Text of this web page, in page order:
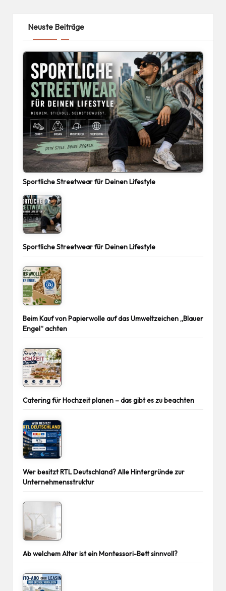
Neuste Beiträge
Sportliche Streetwear für Deinen Lifestyle
Sportliche Streetwear für Deinen Lifestyle
Beim Kauf von Papierwolle auf das Umweltzeichen „Blauer
Engel“ achten
Catering für Hochzeit planen – das gibt es zu beachten
Wer besitzt RTL Deutschland? Alle Hintergründe zur
Unternehmensstruktur
Ab welchem Alter ist ein Montessori-Bett sinnvoll?